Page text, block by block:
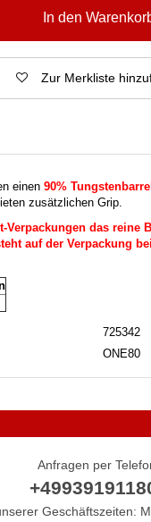
In den
Zur Merkliste
einen 90%
zusätzlichen Grip.
Verpackungen das
auf der Verpackung
725342
ONE80
Anfragen per
Geschäftszeiten: